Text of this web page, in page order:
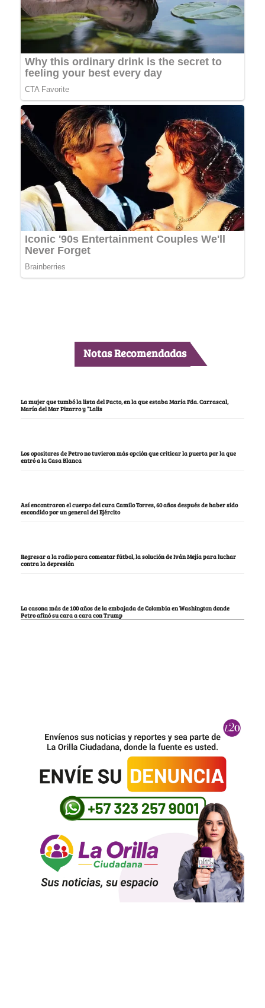
Notas Recomendadas
La mujer que tumbó la lista del Pacto, en la que estaba María Fda. Carrascal,
María del Mar Pizarro y “Lalis
Los opositores de Petro no tuvieron más opción que criticar la puerta por la que
entró a la Casa Blanca
Así encontraron el cuerpo del cura Camilo Torres, 60 años después de haber sido
escondido por un general del Ejército
Regresar a la radio para comentar fútbol, la solución de Iván Mejía para luchar
contra la depresión
La casona más de 100 años de la embajada de Colombia en Washington donde
Petro afinó su cara a cara con Trump